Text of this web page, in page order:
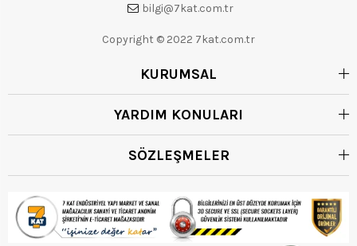
bilgi@7kat.com.tr
Copyright © 2022 7kat.com.tr
KURUMSAL
YARDIM KONULARI
SÖZLEŞMELER